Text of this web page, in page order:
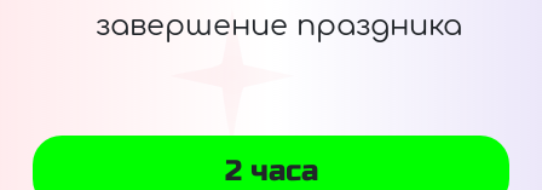
завершение праздника
2 часа